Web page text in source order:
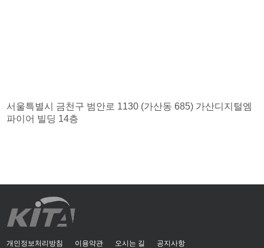
서울특별시 금천구 범안로 1130 (가산동 685) 가산디지털엠
파이어 빌딩 14층
개인정보처리방침 이용약관 오시는 길 공지사항